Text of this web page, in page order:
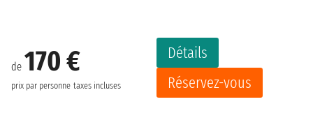
de 170 €
prix par personne taxes incluses
Détails
Réservez-vous